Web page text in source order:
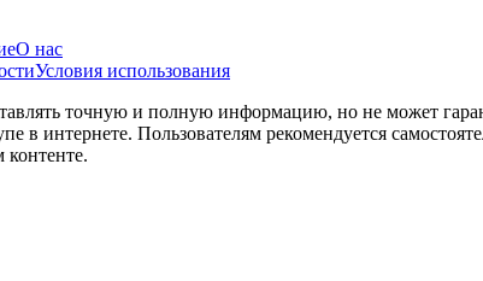
О нас
Условия использования
точную и полную информацию, но не может
в интернете. Пользователям рекомендуется
контенте.